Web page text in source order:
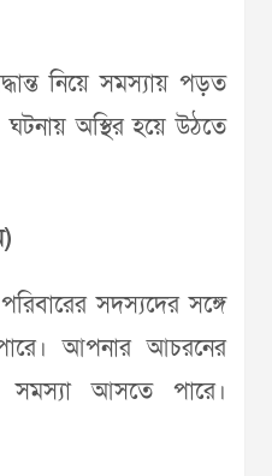
নিয়ে সমস্যায় পড়ত
অস্থির হয়ে উঠতে
সদস্যদের সঙ্গে
আপনার আচরনের
সমস্যা আসতে পারে।